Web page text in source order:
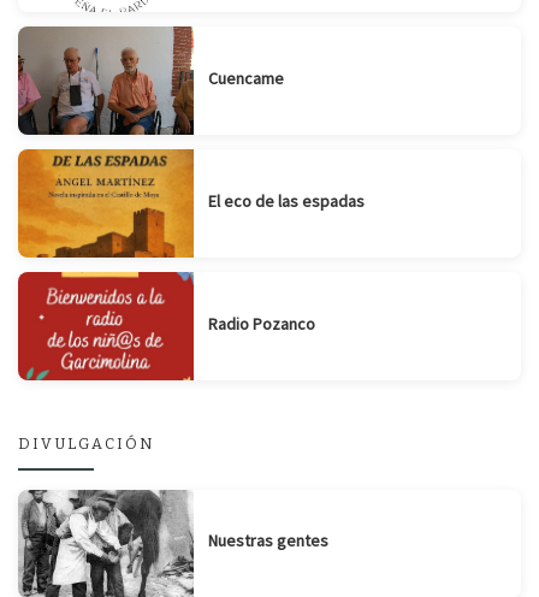
Cuencame
El eco de las espadas
Radio Pozanco
DIVULGACIÓN
Nuestras gentes